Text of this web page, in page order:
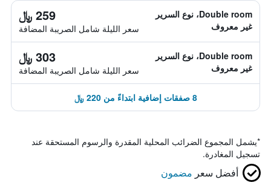
Double room، نوع السرير
غير معروف
259 ﷼
سعر الليلة شامل الصريبة المضافة
Double room، نوع السرير
غير معروف
303 ﷼
سعر الليلة شامل الصريبة المضافة
8 صفقات إضافية ابتداءً من 220 ﷼
*يشمل المجموع الضرائب المحلية المقدرة والرسوم المستحقة عند
تسجيل المغادرة.
أفضل سعر مضمون